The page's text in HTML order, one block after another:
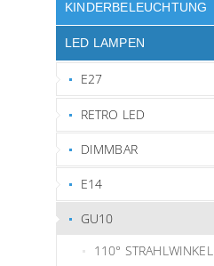
KINDERBELEUCHTUNG
LED LAMPEN
E27
RETRO LED
DIMMBAR
E14
GU10
110° STRAHLWINKEL